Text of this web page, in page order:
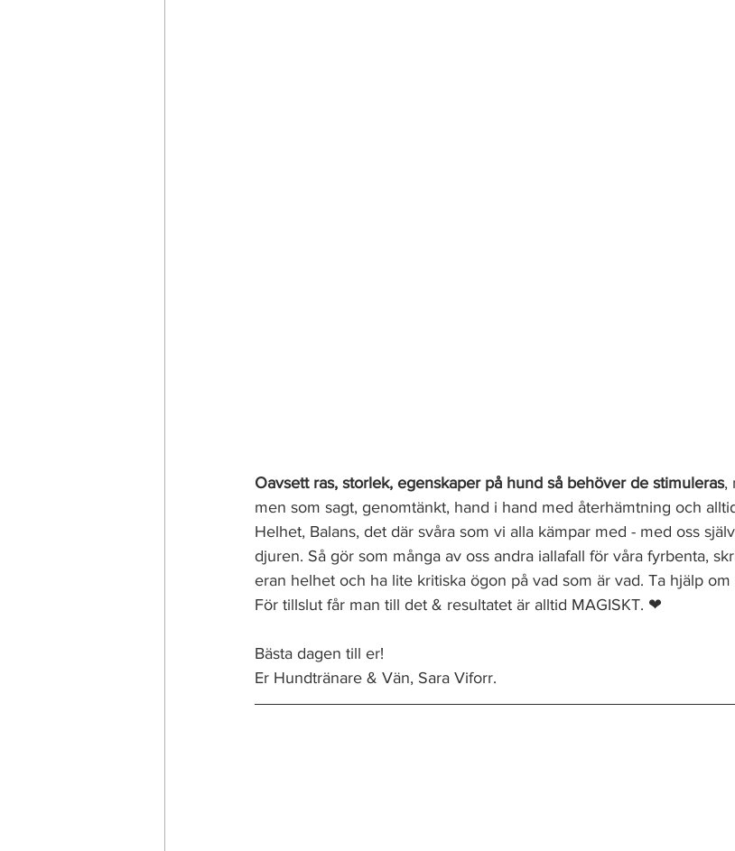
Oavsett ras, storlek, egenskaper på hund så behöver de stimuleras,
men som sagt, genomtänkt, hand i hand med återhämtning och
Helhet, Balans, det där svåra som vi alla kämpar med - med oss
djuren. Så gör som många av oss andra iallafall för våra fyrbenta,
eran helhet och ha lite kritiska ögon på vad som är vad. Ta hjälp om
För tillslut får man till det & resultatet är alltid MAGISKT. ❤
Bästa dagen till er!
Er Hundtränare & Vän, Sara Viforr.